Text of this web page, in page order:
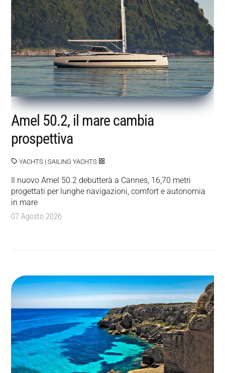
Amel 50.2, il mare cambia
prospettiva
YACHTS |SAILING YACHTS
Il nuovo Amel 50.2 debutterà a Cannes, 16,70 metri
progettati per lunghe navigazioni, comfort e autonomia
in mare
07 Agosto 2026